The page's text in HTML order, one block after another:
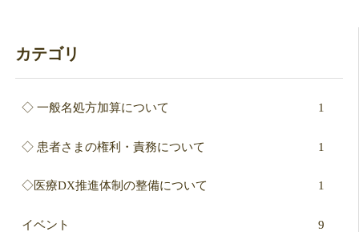
カテゴリ
◇ 一般名処方加算について 1
◇ 患者さまの権利・責務について 1
◇医療DX推進体制の整備について 1
イベント 9